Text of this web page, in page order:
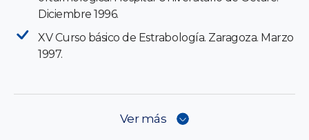
Diciembre 1996.
XV Curso básico de Estrabología. Zaragoza. Marzo
1997.
Ver más